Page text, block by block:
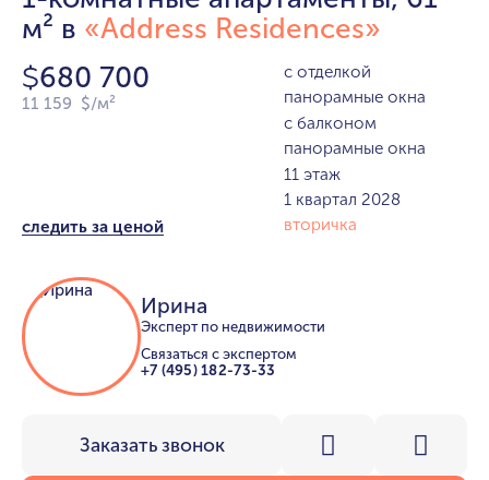
м² в «Address Residences»
$680 700
11 159 $/м²
следить за ценой
с отделкой
панорамные окна
с балконом
панорамные окна
11 этаж
1 квартал 2028
вторичка
Ирина
Эксперт по недвижимости
Связаться с экспертом
+7 (495) 182-73-33
Заказать звонок